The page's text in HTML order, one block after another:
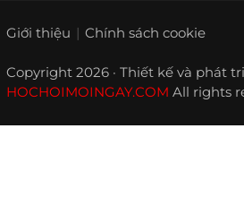
Giới thiệu Chính sách cookie
Copyright 2026 · Thiết kế và phát
HOCHOIMOINGAY.COM All rights